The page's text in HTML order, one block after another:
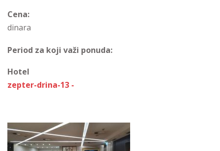
Cena:
dinara
Period za koji važi ponuda:
Hotel
zepter-drina-13 -